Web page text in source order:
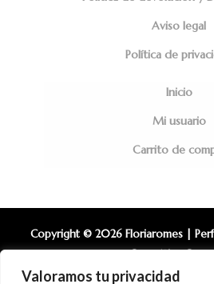
Valoramos tu privacidad
Aviso legal
Política de
Inicio
Mi usuario
Carrito de
Copyright © 2026 Floriaromes |
Cosmética
Diseño Web: Alberto